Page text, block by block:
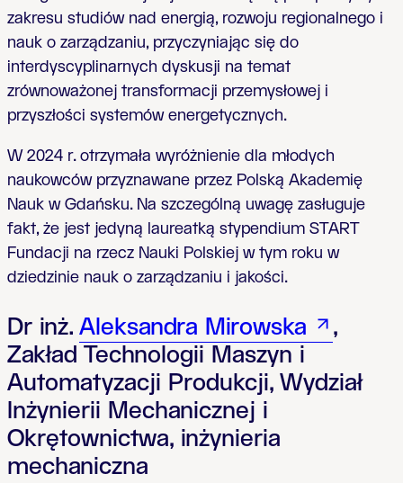
zakresu studiów nad energią, rozwoju regionalnego i
nauk o zarządzaniu, przyczyniając się do
interdyscyplinarnych dyskusji na temat
zrównoważonej transformacji przemysłowej i
przyszłości systemów energetycznych.
W 2024 r. otrzymała wyróżnienie dla młodych
naukowców przyznawane przez Polską Akademię
Nauk w Gdańsku. Na szczególną uwagę zasługuje
fakt, że jest jedyną laureatką stypendium START
Fundacji na rzecz Nauki Polskiej w tym roku w
dziedzinie nauk o zarządzaniu i jakości.
Dr inż. Aleksandra Mirowska
,
Zakład Technologii Maszyn i
Automatyzacji Produkcji, Wydział
Inżynierii Mechanicznej i
Okrętownictwa, inżynieria
mechaniczna